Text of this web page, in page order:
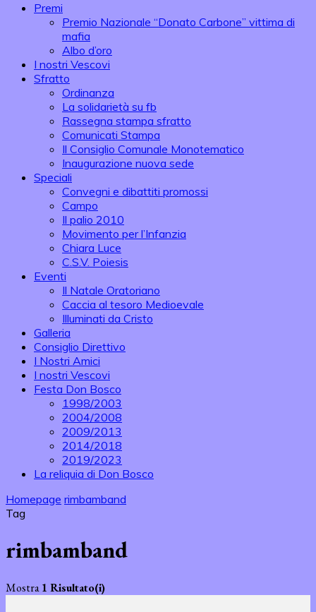
Premi
Premio Nazionale “Donato Carbone” vittima di
mafia
Albo d’oro
I nostri Vescovi
Sfratto
Ordinanza
La solidarietà su fb
Rassegna stampa sfratto
Comunicati Stampa
Il Consiglio Comunale Monotematico
Inaugurazione nuova sede
Speciali
Convegni e dibattiti promossi
Campo
Il palio 2010
Movimento per l’Infanzia
Chiara Luce
C.S.V. Poiesis
Eventi
Il Natale Oratoriano
Caccia al tesoro Medioevale
Illuminati da Cristo
Galleria
Consiglio Direttivo
I Nostri Amici
I nostri Vescovi
Festa Don Bosco
1998/2003
2004/2008
2009/2013
2014/2018
2019/2023
La reliquia di Don Bosco
Homepage rimbamband
Tag
rimbamband
Mostra1 Risultato(i)